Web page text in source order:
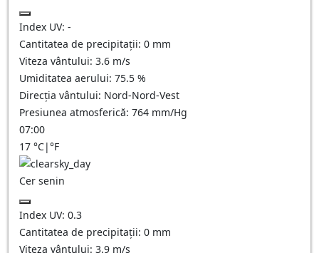
Index UV: -
Cantitatea de precipitații: 0 mm
Viteza vântului: 3.6 m/s
Umiditatea aerului: 75.5 %
Direcția vântului: Nord-Nord-Vest
Presiunea atmosferică: 764 mm/Hg
07:00
17 °C|°F
Cer senin
Index UV: 0.3
Cantitatea de precipitații: 0 mm
Viteza vântului: 3.9 m/s